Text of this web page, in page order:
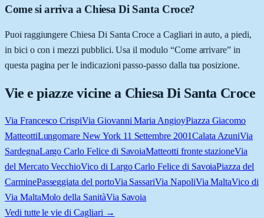
Come si arriva a Chiesa Di Santa Croce?
Puoi raggiungere Chiesa Di Santa Croce a Cagliari in auto, a piedi,
in bici o con i mezzi pubblici. Usa il modulo “Come arrivare” in
questa pagina per le indicazioni passo-passo dalla tua posizione.
Vie e piazze vicine a Chiesa Di Santa Croce
Via Francesco CrispiVia Giovanni Maria AngioyPiazza Giacomo
MatteottiLungomare New York 11 Settembre 2001Calata AzuniVia
SardegnaLargo Carlo Felice di SavoiaMatteotti fronte stazioneVia
del Mercato VecchioVico di Largo Carlo Felice di SavoiaPiazza del
CarminePasseggiata del portoVia SassariVia NapoliVia MaltaVico di
Via MaltaMolo della SanitàVia Savoia
Vedi tutte le vie di Cagliari →